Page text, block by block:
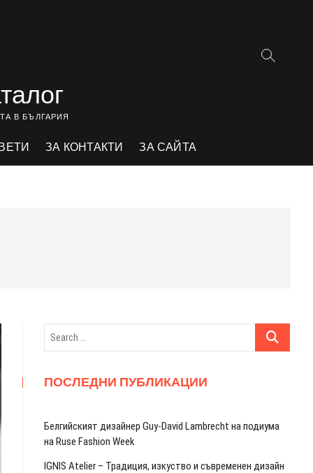
В БЪЛГАРИЯ
ЗА КОНТАКТИ ЗА САЙТА
Search
ПОСЛЕДНИ ПУБЛИКАЦИИ
Белгийският дизайнер Guy-David Lambrecht на подиума
на Ruse Fashion Week
IGNIS Atelier – Традиция, изкуство и съвременен дизайн